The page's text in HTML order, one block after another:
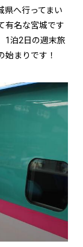
県へ行ってまい
有名な宮城です
1泊2日の週末旅
始まりです！